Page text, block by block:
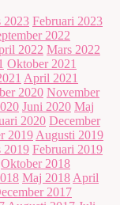
2023 Februari 2023
2022
2022 Mars 2022
Oktober 2021
April 2021
2020 November
Juni 2020 Maj
2020 December
2019 Augusti 2019
2019 Februari 2019
Oktober 2018
Maj 2018 April
2017